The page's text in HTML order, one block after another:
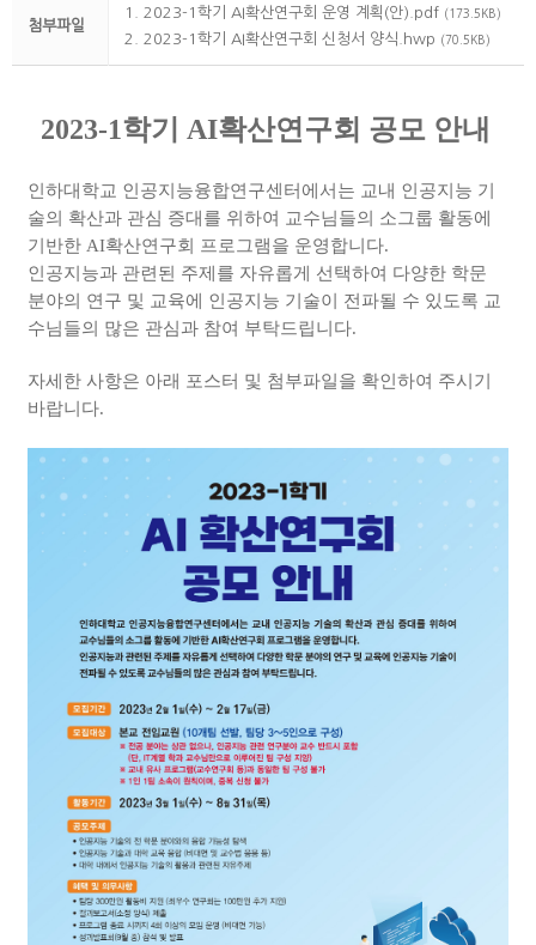
첨부파일
1. 2023-1학기 AI확산연구회 운영 계획(안).pdf (173.5KB)
2. 2023-1학기 AI확산연구회 신청서 양식.hwp (70.5KB)
2023-1학기 AI확산연구회 공모 안내
인하대학교 인공지능융합연구센터에서는 교내 인공지능 기
술의 확산과 관심 증대를 위하여 교수님들의 소그룹 활동에
기반한 AI확산연구회 프로그램을 운영합니다.
인공지능과 관련된 주제를 자유롭게 선택하여 다양한 학문
분야의 연구 및 교육에 인공지능 기술이 전파될 수 있도록 교
수님들의 많은 관심과 참여 부탁드립니다.
자세한 사항은 아래 포스터 및 첨부파일을 확인하여 주시기
바랍니다.